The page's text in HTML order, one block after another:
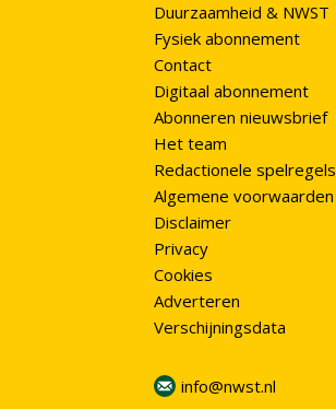
Duurzaamheid & NWST
Fysiek abonnement
Contact
Digitaal abonnement
Abonneren nieuwsbrief
Het team
Redactionele spelregels
Algemene voorwaarden
Disclaimer
Privacy
Cookies
Adverteren
Verschijningsdata
info@nwst.nl